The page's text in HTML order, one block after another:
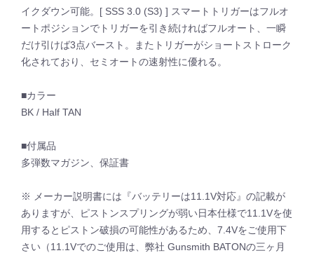
イクダウン可能。[ SSS 3.0 (S3) ] スマートトリガーはフルオ
ートポジションでトリガーを引き続ければフルオート、一瞬
だけ引けば3点バースト。またトリガーがショートストローク
化されており、セミオートの速射性に優れる。
■カラー
BK / Half TAN
■付属品
多弾数マガジン、保証書
※ メーカー説明書には『バッテリーは11.1V対応』の記載が
ありますが、ピストンスプリングが弱い日本仕様で11.1Vを使
用するとピストン破損の可能性があるため、7.4Vをご使用下
さい（11.1Vでのご使用は、弊社 Gunsmith BATONの三ヶ月